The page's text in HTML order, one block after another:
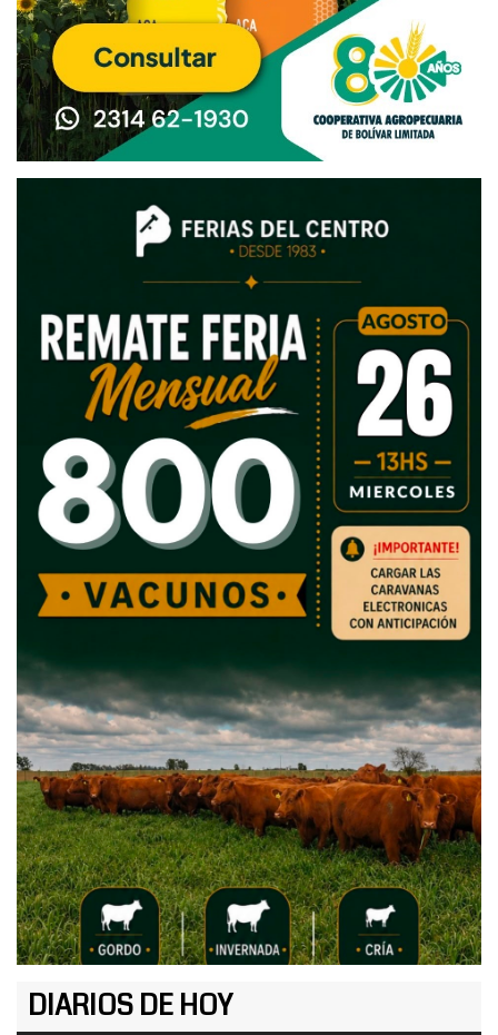
DIARIOS DE HOY